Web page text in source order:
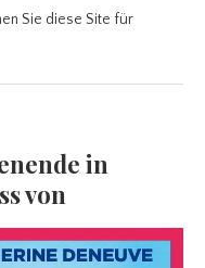
Sie diese Site für
in
von